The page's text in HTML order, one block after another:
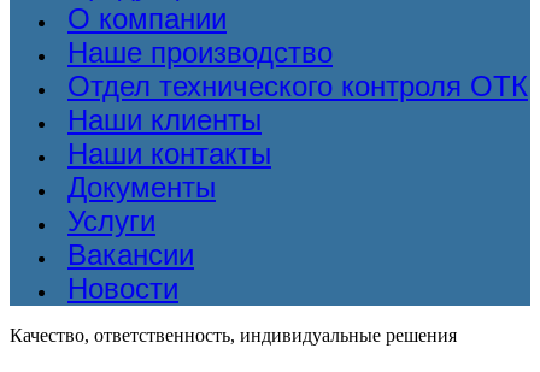
О компании
Наше производство
Отдел технического контроля ОТК
Наши клиенты
Наши контакты
Документы
Услуги
Вакансии
Новости
Качество, ответственность, индивидуальные решения